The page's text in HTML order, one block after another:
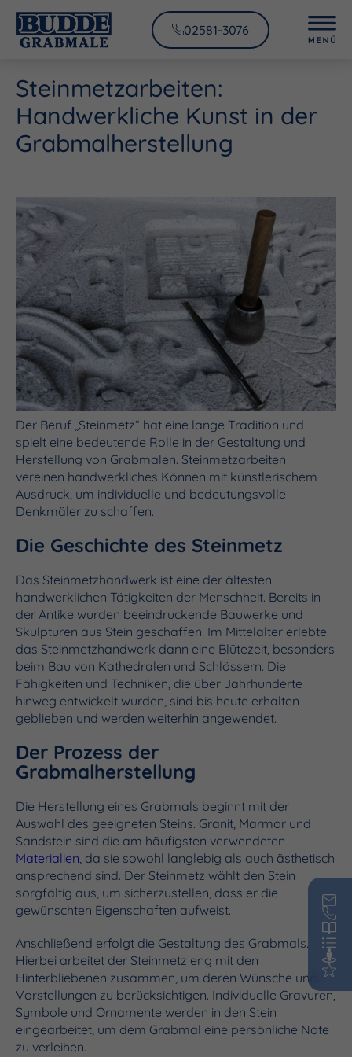
02581-3076
Steinmetzarbeiten:
Handwerkliche Kunst in der
Grabmalherstellung
Der Beruf „Steinmetz“ hat eine lange Tradition und
spielt eine bedeutende Rolle in der Gestaltung und
Herstellung von Grabmalen. Steinmetzarbeiten
vereinen handwerkliches Können mit künstlerischem
Ausdruck, um individuelle und bedeutungsvolle
Denkmäler zu schaffen.
Die Geschichte des Steinmetz
Das Steinmetzhandwerk ist eine der ältesten
handwerklichen Tätigkeiten der Menschheit. Bereits in
der Antike wurden beeindruckende Bauwerke und
Skulpturen aus Stein geschaffen. Im Mittelalter erlebte
das Steinmetzhandwerk dann eine Blütezeit, besonders
beim Bau von Kathedralen und Schlössern. Die
Fähigkeiten und Techniken, die über Jahrhunderte
hinweg entwickelt wurden, sind bis heute erhalten
geblieben und werden weiterhin angewendet.
Der Prozess der
Grabmalherstellung
Die Herstellung eines Grabmals beginnt mit der
Auswahl des geeigneten Steins. Granit, Marmor und
Sandstein sind die am häufigsten verwendeten
Materialien , da sie sowohl langlebig als auch ästhetisch
ansprechend sind. Der Steinmetz wählt den Stein
sorgfältig aus, um sicherzustellen, dass er die
gewünschten Eigenschaften aufweist.
Anschließend erfolgt die Gestaltung des Grabmals.
Hierbei arbeitet der Steinmetz eng mit den
Hinterbliebenen zusammen, um deren Wünsche und
Vorstellungen zu berücksichtigen. Individuelle Gravuren,
Symbole und Ornamente werden in den Stein
eingearbeitet, um dem Grabmal eine persönliche Note
zu verleihen.